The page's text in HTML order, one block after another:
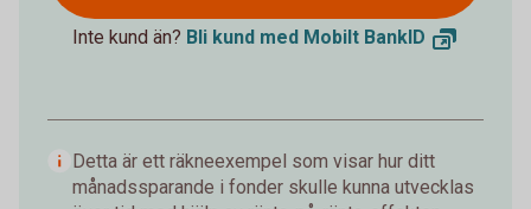
Inte kund än? Bli kund med Mobilt BankID
Detta är ett räkneexempel som visar hur ditt
månadssparande i fonder skulle kunna utvecklas